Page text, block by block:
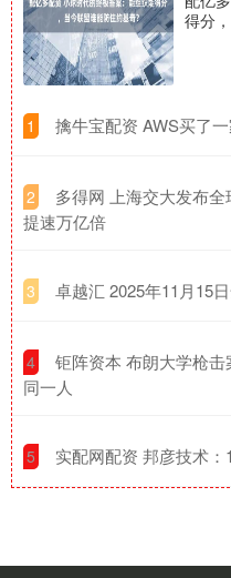
得分
1 擒牛宝配资 AWS买了
2
多得网 上海交大发布
提速万亿倍
3 卓越汇 2025年11月15
4
钜阵资本 布朗大学枪
同一人
5 实配网配资 邦彦技术